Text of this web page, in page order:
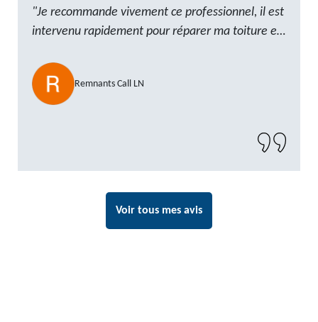
"Je recommande vivement ce professionnel, il est
intervenu rapidement pour réparer ma toiture et
professionnalisme. Très, ponctuel et à l’écoute, le
résultat est impeccable et le chantier a été laissé
propre. Un artisan de confiance que je n’hésiterai
Remnants Call LN
Voir tous mes avis